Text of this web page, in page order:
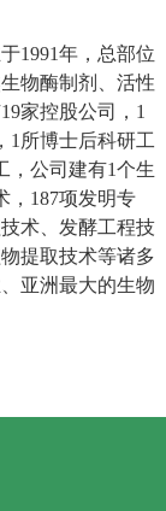
1991年，总部位
物酶制剂、活性
家控股公司，1
1所博士后科研工
， 公司 建有1个生
，187项发明专
术、发酵工程技
提取技术等诸多
亚洲最大的生物